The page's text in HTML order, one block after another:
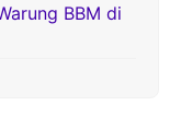
BBM di